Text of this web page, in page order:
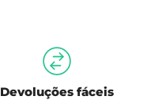
Devoluções fáceis